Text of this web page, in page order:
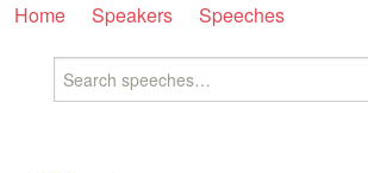
Home Speakers Speeches